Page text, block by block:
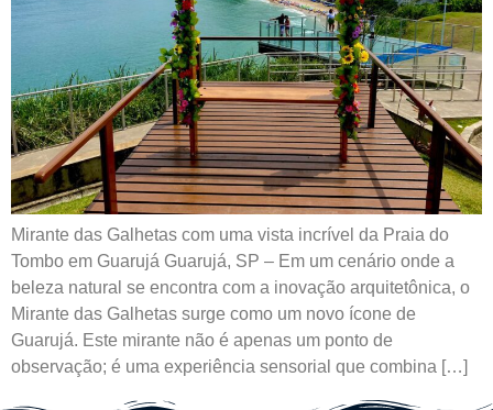
Mirante das Galhetas com uma vista incrível da Praia do
Tombo em Guarujá Guarujá, SP – Em um cenário onde a
beleza natural se encontra com a inovação arquitetônica, o
Mirante das Galhetas surge como um novo ícone de
Guarujá. Este mirante não é apenas um ponto de
observação; é uma experiência sensorial que combina […]